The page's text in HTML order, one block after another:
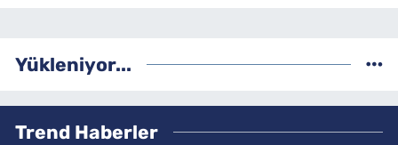
Yükleniyor...
Trend Haberler